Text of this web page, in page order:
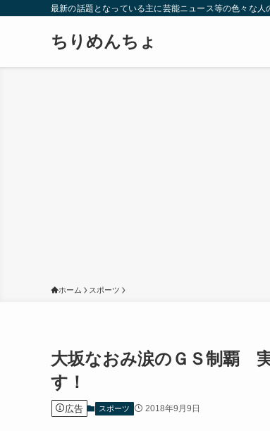
最新の話題となっている主に芸能ニュース等の色々な
ちりめんちょ
ホーム スポーツ
大坂なおみ涙のＧＳ制覇
す！
広告 スポーツ 2018年9月9日